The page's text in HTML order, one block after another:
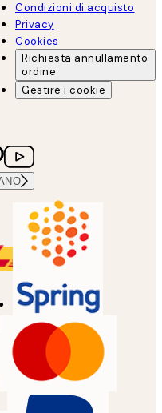
Condizioni di acquisto
Privacy
Cookies
Richiesta annullamento
ordine
Gestire i cookie